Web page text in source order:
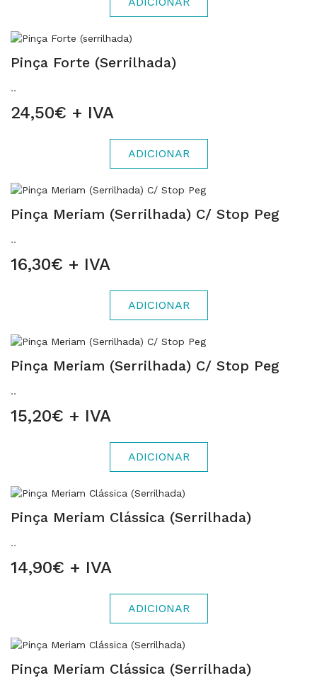
Pinça Forte (serrilhada)
..
24,50€ + IVA
ADICIONAR
Pinça Meriam (Serrilhada) C/ Stop Peg
..
16,30€ + IVA
ADICIONAR
Pinça Meriam (Serrilhada) C/ Stop Peg
..
15,20€ + IVA
ADICIONAR
Pinça Meriam Clássica (Serrilhada)
..
14,90€ + IVA
ADICIONAR
Pinça Meriam Clássica (Serrilhada)